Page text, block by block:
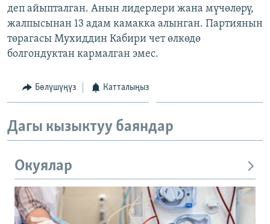
деп айыпталган. Анын лидерлери жана мүчөлөрү,
жалпысынан 13 адам камакка алынган. Партиянын
төрагасы Мухиддин Кабири чет өлкөдө
болгондуктан кармалган эмес.
Бөлүшүңүз Катталыңыз
Дагы кызыктуу баяндар
Окуялар